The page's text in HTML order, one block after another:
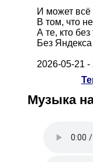
И может всё
В том, что
А те, кто
Без
2026-05-21 -
Музыка